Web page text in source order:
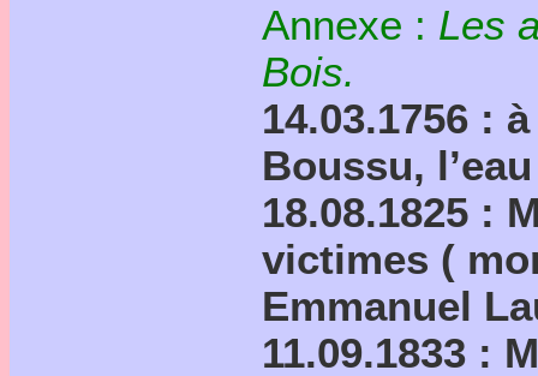
Annexe : Les
Bois.
14.03.1756 :
Boussu,
18.08.1825 :
victimes (
Emmanuel
11.09.1833 :